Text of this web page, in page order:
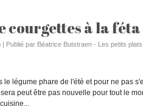
courgettes à la féta
| Publié par Béatrice Butstraen - Les petits
le légume phare de l'été et pour ne pas
peut être pas nouvelle pour tout le